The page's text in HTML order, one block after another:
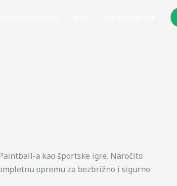
a kao športske igre. Naročito
opremu za bezbrižno i sigurno